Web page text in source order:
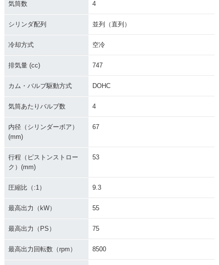
気筒数 4
シリンダ配列 並列（直列）
冷却方式 空冷
排気量 (cc) 747
カム・バルブ駆動方式 DOHC
気筒あたりバルブ数 4
内径（シリンダーボア）
(mm)
67
行程（ピストンストロー
ク）(mm)
53
圧縮比（:1） 9.3
最高出力（kW） 55
最高出力（PS） 75
最高出力回転数（rpm） 8500